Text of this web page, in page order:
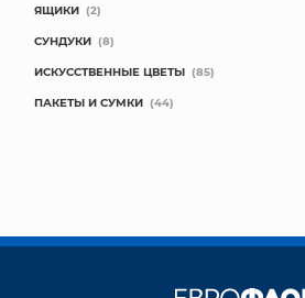
ЯЩИКИ (2)
СУНДУКИ (8)
ИСКУССТВЕННЫЕ ЦВЕТЫ (85)
ПАКЕТЫ И СУМКИ (44)